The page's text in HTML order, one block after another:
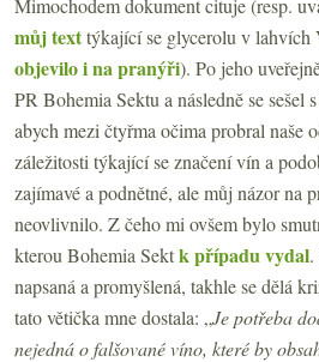
můj texttýkající se glycerolu v lahvích
objevilo i na pranýři). Po jeho
PR Bohemia Sektu a následně se sešel
abych mezi čtyřma očima probral naše
záležitosti týkající se značení vín a
zajímavé a podnětné, ale můj názor na
neovlivnilo. Z čeho mi ovšem bylo
kterou Bohemia Sektk případu vydal.
napsaná a promyšlená, takhle se dělá
tato větička mne dostala: „Je potřeba
nejedná o falšované víno, které by